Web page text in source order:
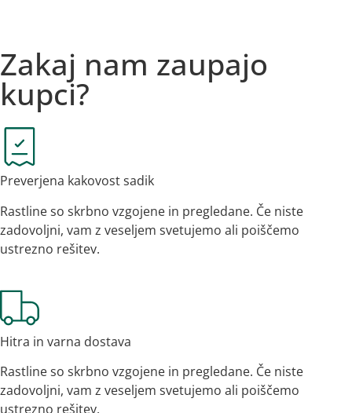
Zakaj nam zaupajo
kupci?
Preverjena kakovost sadik
Rastline so skrbno vzgojene in pregledane. Če niste
zadovoljni, vam z veseljem svetujemo ali poiščemo
ustrezno rešitev.
Hitra in varna dostava
Rastline so skrbno vzgojene in pregledane. Če niste
zadovoljni, vam z veseljem svetujemo ali poiščemo
ustrezno rešitev.